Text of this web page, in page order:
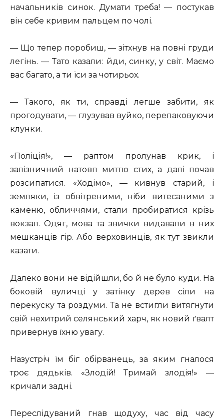
начальників синок. Думати треба! — постукав
він себе кривим пальцем по чолі.
— Що тепер поробиш, — зітхнув на повні груди
легінь. — Тато казали: йди, синку, у світ. Маємо
вас багато, а ти їси за чотирьох.
— Такого, як ти, справді легше забити, як
прогодувати, — глузував вуйко, перепаковуючи
клунки.
«Поліція!», — раптом пролунав крик, і
залізничний натовп миттю стих, а далі почав
розсипатися. «Ходімо», — кивнув старий, і
земляки, із обвітреними, ніби витесаними з
каменю, обличчями, стали пробиратися крізь
вокзал. Одяг, мова та звички видавали в них
мешканців гір. Або верховинців, як тут звикли
казати.
Далеко вони не відійшли, бо й не було куди. На
боковій вуличці у затінку дерев сіли на
перекуску та роздуми. Та не встигли витягнути
свій нехитрий селянський харч, як новий ґвалт
привернув їхню увагу.
Назустріч їм біг обірванець, за яким гналося
троє дядьків. «Злодій! Тримай злодія!» —
кричали задні.
Переслідуваний гнав щодуху, час від часу